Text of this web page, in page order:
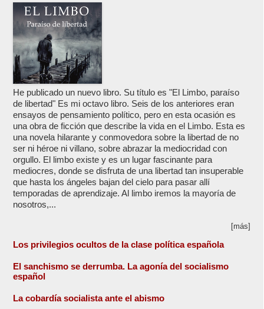
He publicado un nuevo libro. Su título es "El Limbo, paraíso
de libertad" Es mi octavo libro. Seis de los anteriores eran
ensayos de pensamiento político, pero en esta ocasión es
una obra de ficción que describe la vida en el Limbo. Esta es
una novela hilarante y conmovedora sobre la libertad de no
ser ni héroe ni villano, sobre abrazar la mediocridad con
orgullo. El limbo existe y es un lugar fascinante para
mediocres, donde se disfruta de una libertad tan insuperable
que hasta los ángeles bajan del cielo para pasar allí
temporadas de aprendizaje. Al limbo iremos la mayoría de
nosotros,...
[más]
Los privilegios ocultos de la clase política española
El sanchismo se derrumba. La agonía del socialismo
español
La cobardía socialista ante el abismo